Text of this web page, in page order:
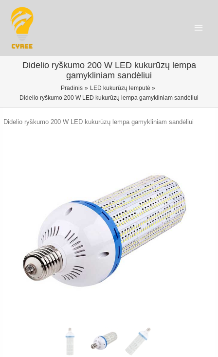
turinio
Menu
Didelio ryškumo 200 W LED kukurūzų lempa
gamykliniam sandėliui
Pradinis
LED kukurūzų lemputė
Didelio ryškumo 200 W LED kukurūzų lempa gamykliniam sandėliui
Didelio ryškumo 200 W LED kukurūzų lempa gamykliniam sandėliui